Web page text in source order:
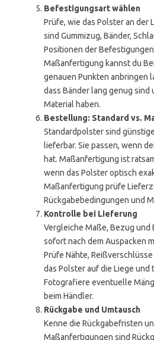
Befestigungsart wählen
Prüfe, wie das Polster an der
sind Gummizug, Bänder,
Positionen der
Maßanfertigung kannst du
genauen Punkten anbringen
dass Bänder lang genug
Material haben.
Bestellung: Standard vs.
Standardpolster sind
lieferbar. Sie passen, wenn
hat. Maßanfertigung ist
wenn das Polster optisch
Maßanfertigung prüfe
Rückgabebedingungen und
Kontrolle bei Lieferung
Vergleiche Maße, Bezug
sofort nach dem Auspacken
Prüfe Nähte,
das Polster auf die Liege
Fotografiere eventuelle
beim Händler.
Rückgabe und Umtausch
Kenne die Rückgabefristen
Maßanfertigungen sind